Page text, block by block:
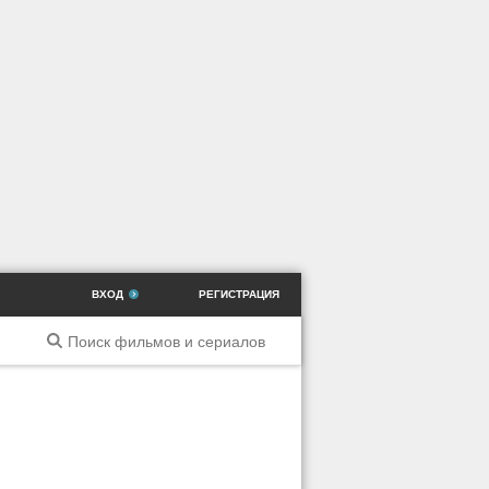
ВХОД РЕГИСТРАЦИЯ